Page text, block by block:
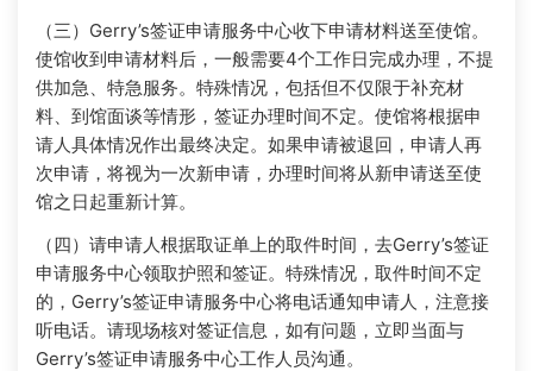
（三）Gerry’s签证申请服务中心收下申请材料送至使馆。
使馆收到申请材料后，一般需要4个工作日完成办理，不提
供加急、特急服务。特殊情况，包括但不仅限于补充材
料、到馆面谈等情形，签证办理时间不定。使馆将根据申
请人具体情况作出最终决定。如果申请被退回，申请人再
次申请，将视为一次新申请，办理时间将从新申请送至使
馆之日起重新计算。
（四）请申请人根据取证单上的取件时间，去Gerry’s签证
申请服务中心领取护照和签证。特殊情况，取件时间不定
的，Gerry’s签证申请服务中心将电话通知申请人，注意接
听电话。请现场核对签证信息，如有问题，立即当面与
Gerry’s签证申请服务中心工作人员沟通。